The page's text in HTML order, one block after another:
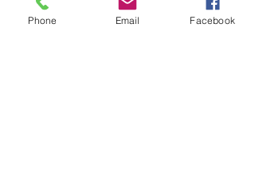
Phone Email Facebook